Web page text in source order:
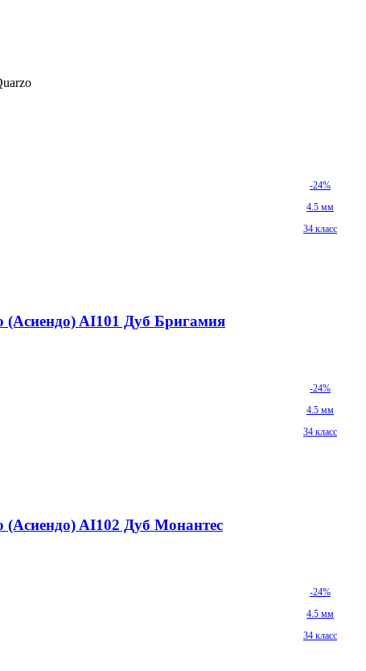
-24%
4.5 мм
34 класс
(Асиендо) AI101 Дуб Бригамия
-24%
4.5 мм
34 класс
(Асиендо) AI102 Дуб Монантес
-24%
4.5 мм
34 класс